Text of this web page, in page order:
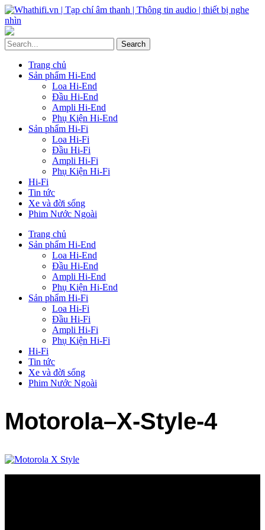
Trang chủ
Sản phẩm Hi-End
Loa Hi-End
Đầu Hi-End
Ampli Hi-End
Phụ Kiện Hi-End
Sản phẩm Hi-Fi
Loa Hi-Fi
Đầu Hi-Fi
Ampli Hi-Fi
Phụ Kiện Hi-Fi
Hi-Fi
Tin tức
Xe và đời sống
Phim Nước Ngoài
Trang chủ
Sản phẩm Hi-End
Loa Hi-End
Đầu Hi-End
Ampli Hi-End
Phụ Kiện Hi-End
Sản phẩm Hi-Fi
Loa Hi-Fi
Đầu Hi-Fi
Ampli Hi-Fi
Phụ Kiện Hi-Fi
Hi-Fi
Tin tức
Xe và đời sống
Phim Nước Ngoài
Motorola–X-Style-4